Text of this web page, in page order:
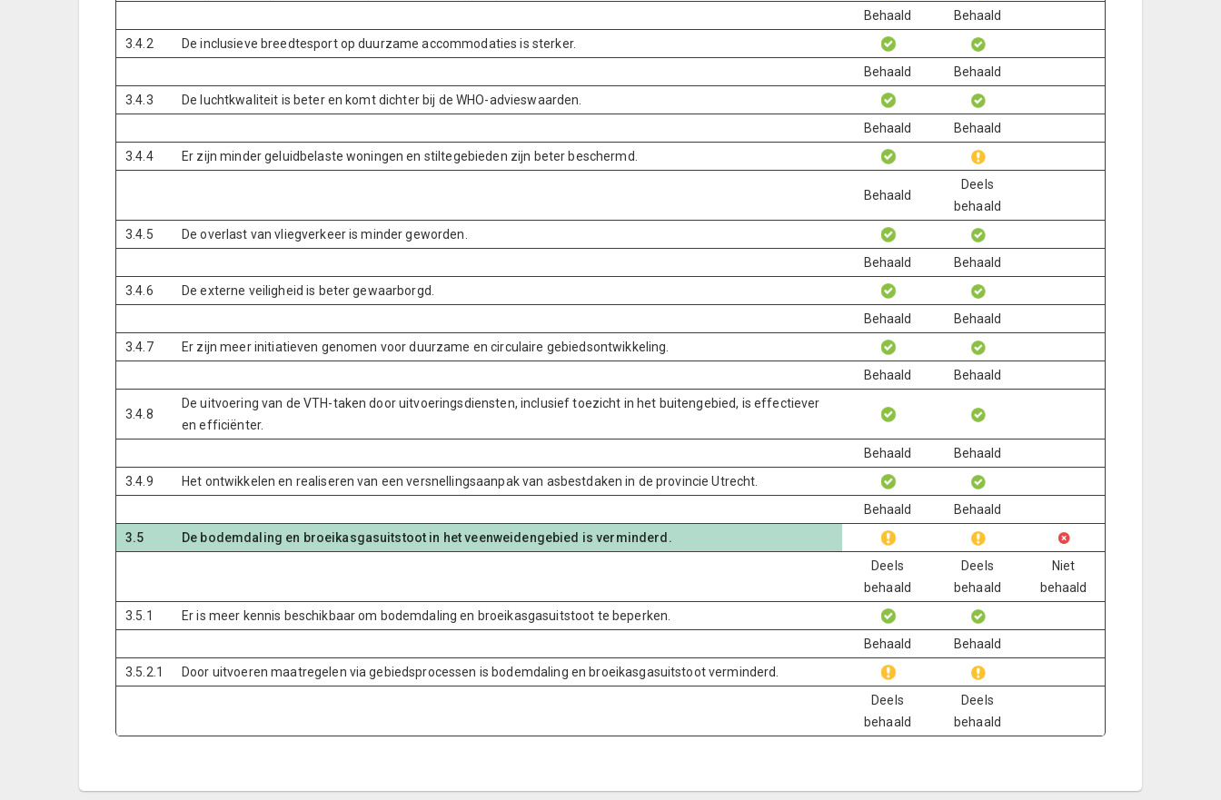
Behaald
Behaald
3.4.2
De inclusieve breedtesport op duurzame accommodaties is sterker.
Behaald
Behaald
3.4.3
De luchtkwaliteit is beter en komt dichter bij de WHO-advieswaarden.
Behaald
Behaald
3.4.4
Er zijn minder geluidbelaste woningen en stiltegebieden zijn beter beschermd.
Behaald
Deels
behaald
3.4.5
De overlast van vliegverkeer is minder geworden.
Behaald
Behaald
3.4.6
De externe veiligheid is beter gewaarborgd.
Behaald
Behaald
3.4.7
Er zijn meer initiatieven genomen voor duurzame en circulaire gebiedsontwikkeling.
Behaald
Behaald
3.4.8
De uitvoering van de VTH-taken door uitvoeringsdiensten, inclusief toezicht in het buitengebied, is effectiever
en efficiënter.
Behaald
Behaald
3.4.9
Het ontwikkelen en realiseren van een versnellingsaanpak van asbestdaken in de provincie Utrecht.
Behaald
Behaald
3.5
De bodemdaling en broeikasgasuitstoot in het veenweidengebied is verminderd.
Deels
behaald
Deels
behaald
Niet
behaald
3.5.1
Er is meer kennis beschikbaar om bodemdaling en broeikasgasuitstoot te beperken.
Behaald
Behaald
3.5.2.1
Door uitvoeren maatregelen via gebiedsprocessen is bodemdaling en broeikasgasuitstoot verminderd.
Deels
behaald
Deels
behaald